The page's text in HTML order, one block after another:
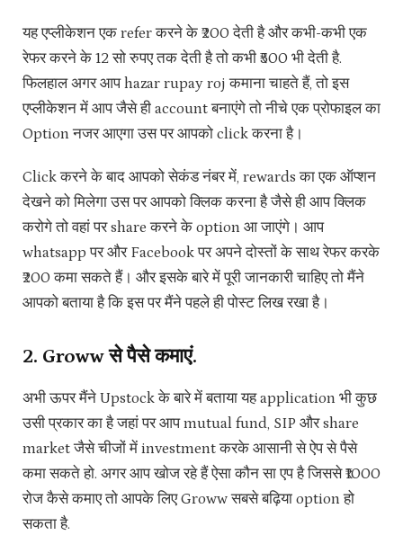
यह एप्लीकेशन एक refer करने के ₹200 देती है और कभी-कभी एक
रेफर करने के 12 सो रुपए तक देती है तो कभी ₹500 भी देती है.
फिलहाल अगर आप hazar rupay roj कमाना चाहते हैं, तो इस
एप्लीकेशन में आप जैसे ही account बनाएंगे तो नीचे एक प्रोफाइल का
Option नजर आएगा उस पर आपको click करना है।
Click करने के बाद आपको सेकंड नंबर में, rewards का एक ऑप्शन
देखने को मिलेगा उस पर आपको क्लिक करना है जैसे ही आप क्लिक
करोगे तो वहां पर share करने के option आ जाएंगे। आप
whatsapp पर और Facebook पर अपने दोस्तों के साथ रेफर करके
₹200 कमा सकते हैं। और इसके बारे में पूरी जानकारी चाहिए तो मैंने
आपको बताया है कि इस पर मैंने पहले ही पोस्ट लिख रखा है।
2. Groww से पैसे कमाएं.
अभी ऊपर मैंने Upstock के बारे में बताया यह application भी कुछ
उसी प्रकार का है जहां पर आप mutual fund, SIP और share
market जैसे चीजों में investment करके आसानी से ऐप से पैसे
कमा सकते हो. अगर आप खोज रहे हैं ऐसा कौन सा एप है जिससे ₹1000
रोज कैसे कमाए तो आपके लिए Groww सबसे बढ़िया option हो
सकता है.